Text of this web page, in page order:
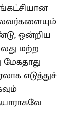
ஒன்றிய
மற்ற
எடுத்துச்